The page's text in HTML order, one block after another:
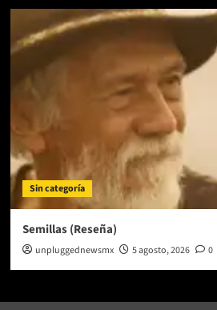
Sin categoría
Semillas (Reseña)
unpluggednewsmx 5 agosto, 2026 0